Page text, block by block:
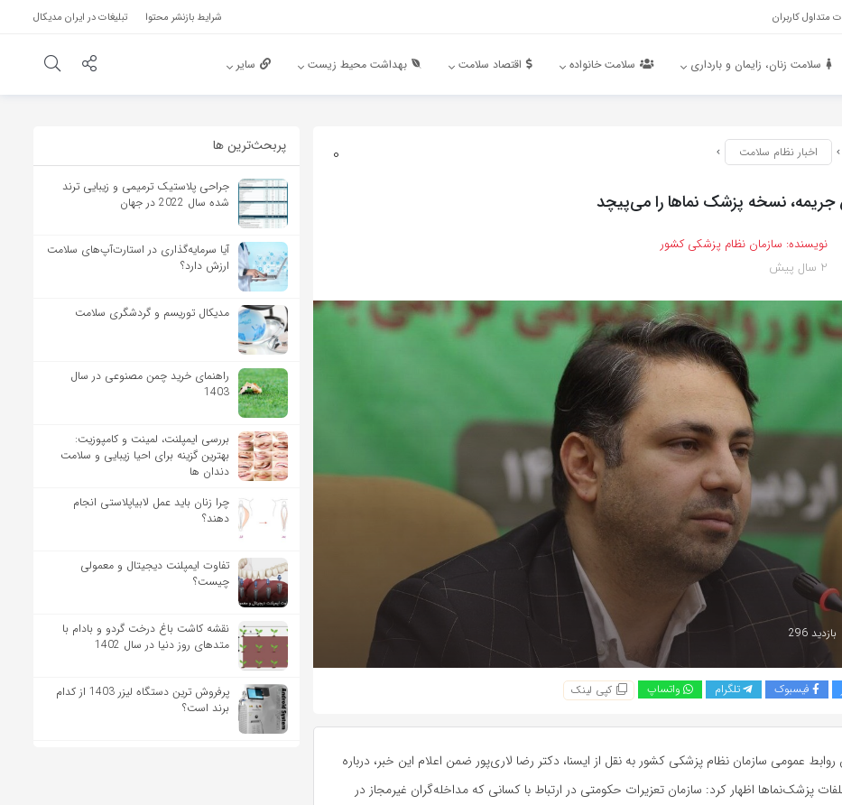
متداول کاربران شرایط بازنشر محتوا تبلیغات در ایران مدیکال
سلامت زنان، زایمان و بارداری سلامت خانواده اقتصاد سلامت بهداشت محیط زیست سایر
0 اخبار نظام سلامت
جریمه، نسخه پزشک نماها را می‌پیچد
نویسنده: سازمان نظام پزشکی کشور
2 سال پیش
بازدید 296
فیسبوک تلگرام واتساپ کپی لینک
عمومی سازمان نظام پزشکی کشور به نقل از ایسنا، دکتر رضا لاری‌پور ضمن اعلام این خبر، درباره
پزشک‌نماها اظهار کرد: سازمان تعزیرات حکومتی در ارتباط با کسانی که مداخله‌گران غیرمجاز در
پربحث‌‌ترین ها
جراحی پلاستیک ترمیمی و زیبایی ترند
شده سال 2022 در جهان
آیا سرمایه‌گذاری در استارت‌آپ‌های سلامت
ارزش دارد؟
مدیکال توریسم و گردشگری سلامت
راهنمای خرید چمن مصنوعی در سال
1403
بررسی ایمپلنت، لمینت و کامپوزیت:
بهترین گزینه برای احیا زیبایی و سلامت
دندان ها
چرا زنان باید عمل لابیاپلاستی انجام
دهند؟
تفاوت ایمپلنت دیجیتال و معمولی
چیست؟
نقشه کاشت باغ درخت گردو و بادام با
متدهای روز دنیا در سال 1402
پرفروش ترین دستگاه لیزر 1403 از کدام
برند است؟